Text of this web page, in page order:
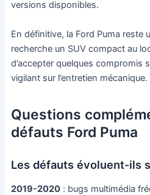
versions disponibles.
En définitive, la Ford Puma reste
recherche un SUV compact au
d’accepter quelques compromis
vigilant sur l’entretien mécanique.
Questions
défauts Ford Puma
Les défauts évoluent-ils
2019-2020: bugs multimédia